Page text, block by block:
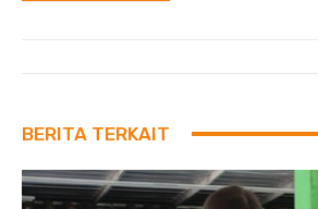
BERITA TERKAIT